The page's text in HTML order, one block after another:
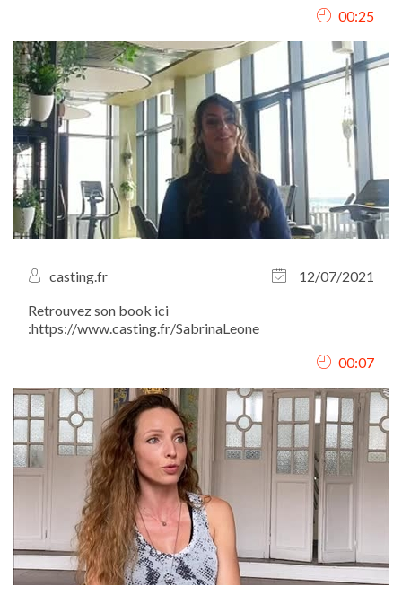
00:25
casting.fr
12/07/2021
Retrouvez son book ici
:https://www.casting.fr/SabrinaLeone
00:07